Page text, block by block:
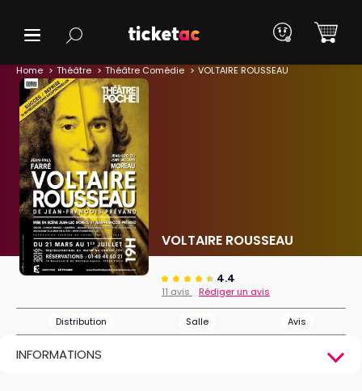
Home Théâtre Théâtre Comédie VOLTAIRE ROUSSEAU
VOLTAIRE ROUSSEAU
4.4
11 avis Rédiger un avis
Distribution Salle Avis
INFORMATIONS